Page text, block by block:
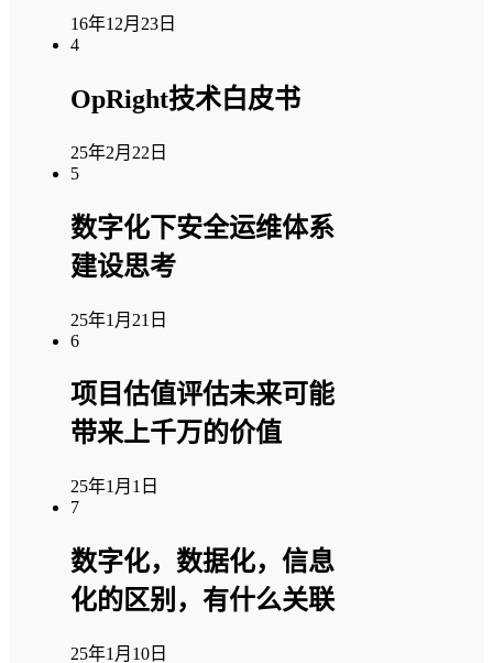
16年12月23日
4
OpRight技术白皮书
25年2月22日
5
数字化下安全运维体系
建设思考
25年1月21日
6
项目估值评估未来可能
带来上千万的价值
25年1月1日
7
数字化，数据化，信息
化的区别，有什么关联
25年1月10日